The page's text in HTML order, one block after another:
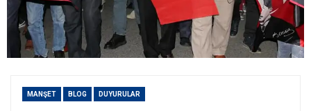
MANŞET BLOG DUYURULAR